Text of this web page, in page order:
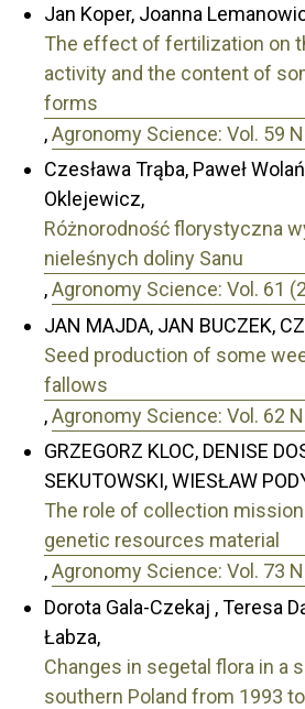
Jan Koper, Joanna
The effect of fertilization on
activity and the content of
forms
,Agronomy Science: Vol. 59
Czesława Trąba, Paweł
Oklejewicz,
Różnorodność florystyczna
nieleśnych doliny Sanu
,Agronomy Science: Vol. 61
JAN MAJDA, JAN BUCZEK,
Seed production of some
fallows
,Agronomy Science: Vol. 62
GRZEGORZ KLOC, DENISE
SEKUTOWSKI, WIESŁAW
The role of collection
genetic resources material
,Agronomy Science: Vol. 73
Dorota Gala-Czekaj , Teresa
Łabza,
Changes in segetal flora in a
southern Poland from 1993